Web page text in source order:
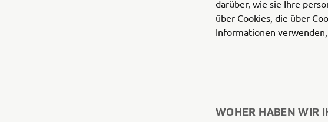
darüber, wie sie Ihre
über Cookies, die über
Informationen
WOHER HABEN WIR